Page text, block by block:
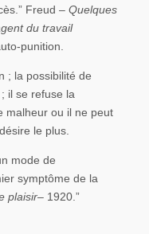
Freud – Quelques
du travail
punition.
; la possibilité de
il se refuse la
malheur ou il ne peut
le plus.
mode de
symptôme de la
plaisir– 1920.”